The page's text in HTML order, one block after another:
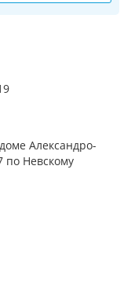
Александро-
по Невскому